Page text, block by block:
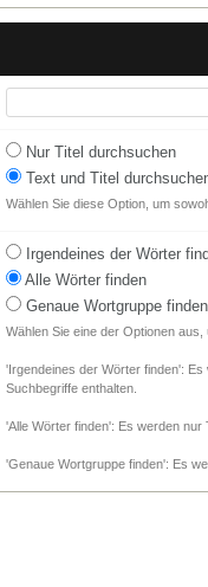
Nur Titel durchsuchen
Text und Titel
Wählen Sie diese Option, um
Irgendeines der Wörter
Alle Wörter finden
Genaue Wortgruppe finden
Wählen Sie eine der Optionen
'Irgendeines der Wörter finden':
Suchbegriffe enthalten.
'Alle Wörter finden': Es werden
'Genaue Wortgruppe finden': Es